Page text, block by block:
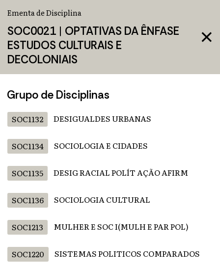
close
Ementa de Disciplina
SOC0021 | OPTATIVAS DA ÊNFASE
ESTUDOS CULTURAIS E
DECOLONIAIS
Grupo de Disciplinas
SOC1132 DESIGUALDES URBANAS
SOC1134 SOCIOLOGIA E CIDADES
SOC1135 DESIG RACIAL POLÍT AÇÃO AFIRM
SOC1136 SOCIOLOGIA CULTURAL
SOC1213 MULHER E SOC I(MULH E PAR POL)
SOC1220 SISTEMAS POLITICOS COMPARADOS